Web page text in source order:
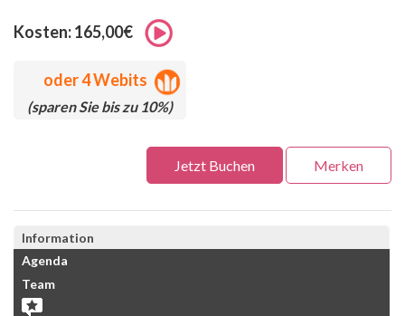
Kosten: 165,00€
oder4 Webits
(sparen Sie bis zu 10%)
Jetzt Buchen Merken
Information
Agenda
Team